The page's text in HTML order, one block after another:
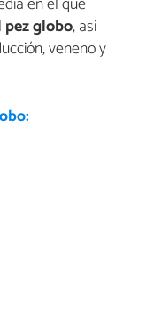
globo, así
veneno y